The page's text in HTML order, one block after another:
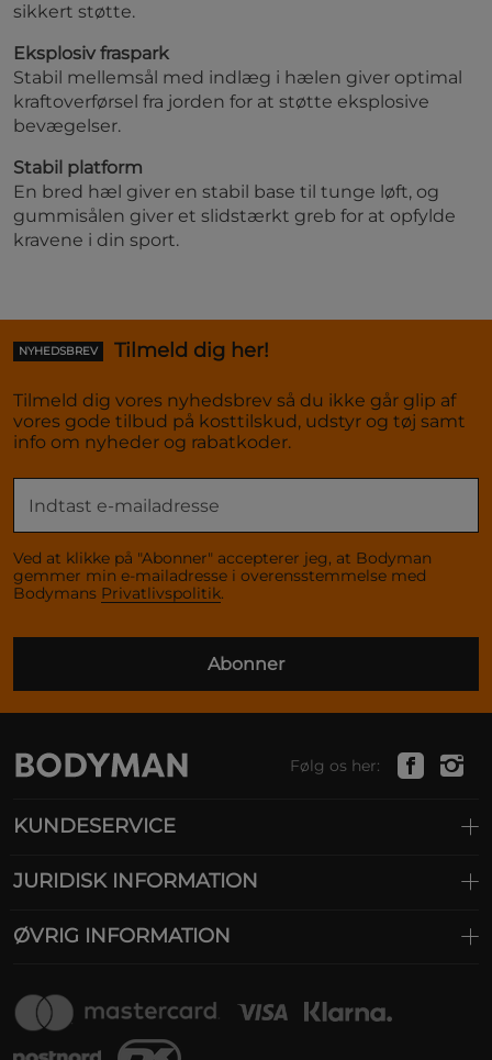
sikkert støtte.
Eksplosiv fraspark
Stabil mellemsål med indlæg i hælen giver optimal
kraftoverførsel fra jorden for at støtte eksplosive
bevægelser.
Stabil platform
En bred hæl giver en stabil base til tunge løft, og
gummisålen giver et slidstærkt greb for at opfylde
kravene i din sport.
NYHEDSBREV Tilmeld dig her!
Tilmeld dig vores nyhedsbrev så du ikke går glip af
vores gode tilbud på kosttilskud, udstyr og tøj samt
info om nyheder og rabatkoder.
Ved at klikke på "Abonner" accepterer jeg, at Bodyman
gemmer min e-mailadresse i overensstemmelse med
Bodymans Privatlivspolitik.
Abonner
Følg os her:
KUNDESERVICE
JURIDISK INFORMATION
ØVRIG INFORMATION